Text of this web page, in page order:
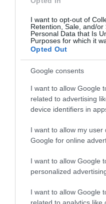
I want to opt-out of
Retention, Sale, and/or
Personal Data that Is
Purposes for which it
Opted Out
Google consents
I want to allow Google
related to advertising
device identifiers in
I want to allow my user
Google for online
I want to allow Google
personalized
I want to allow Google
ΡΟΗ ΕΙΔΗΣΕΩΝ
Έφτασε στην Ελλάδα η
κατηγορείται για
ΙΩΑΝΝΑ ΠΥΛΟΥΔΗ
07.08.2026 | 00:36